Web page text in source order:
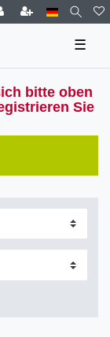
☰
bitte oben
Sie